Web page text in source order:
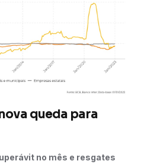
queda para
no mês e resgates